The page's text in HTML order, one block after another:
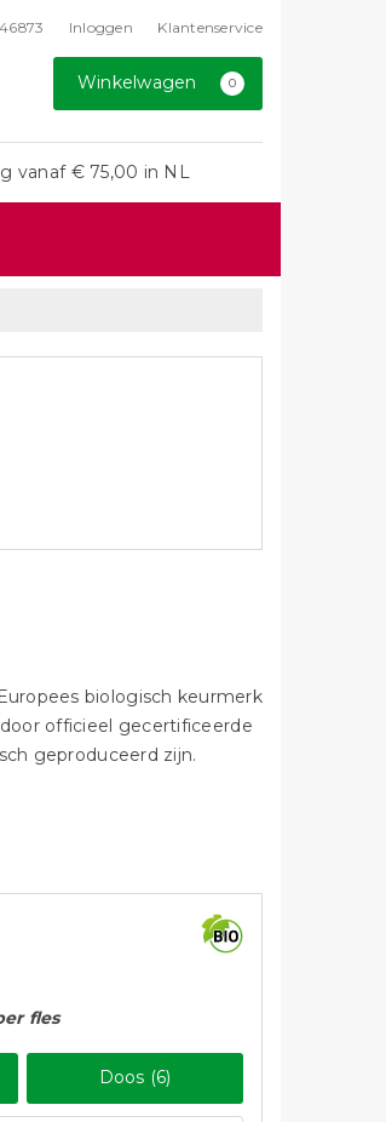
Inloggen Klantenservice
Winkelwagen 0
vanaf € 75,00 in NL
officieel gecertificeerde
geproduceerd zijn.
fles
Doos (6)